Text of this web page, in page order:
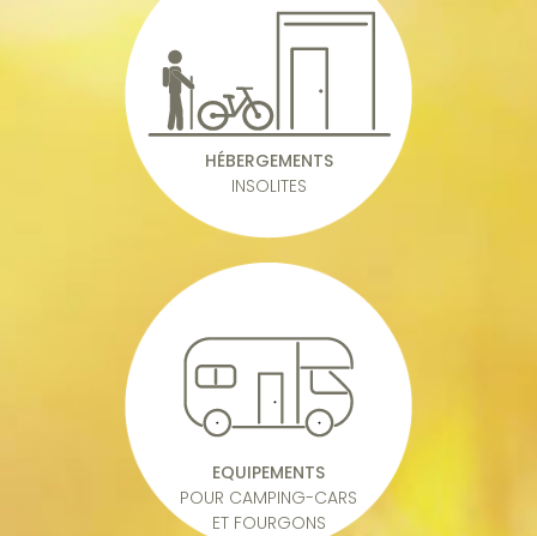
HÉBERGEMENTS
INSOLITES
EQUIPEMENTS
POUR CAMPING-CARS
ET FOURGONS